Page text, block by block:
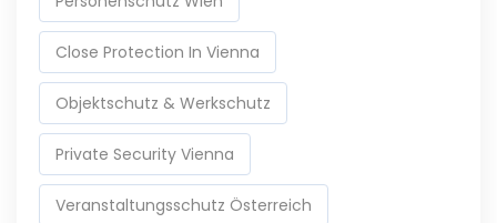
Close Protection In Vienna
Objektschutz & Werkschutz
Private Security Vienna
Veranstaltungsschutz Österreich